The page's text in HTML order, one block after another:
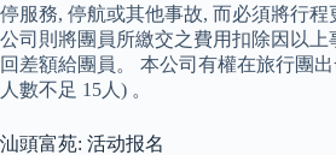
停服務, 停航或其他事故, 而必須將行
公司則將團員所繳交之費用扣除因以上
回差額給團員。 本公司有權在旅行團
人數不足 15人) 。
汕頭富苑: 活动报名